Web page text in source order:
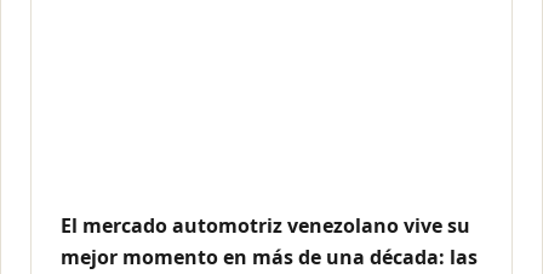
El mercado automotriz venezolano vive su
mejor momento en más de una década: las